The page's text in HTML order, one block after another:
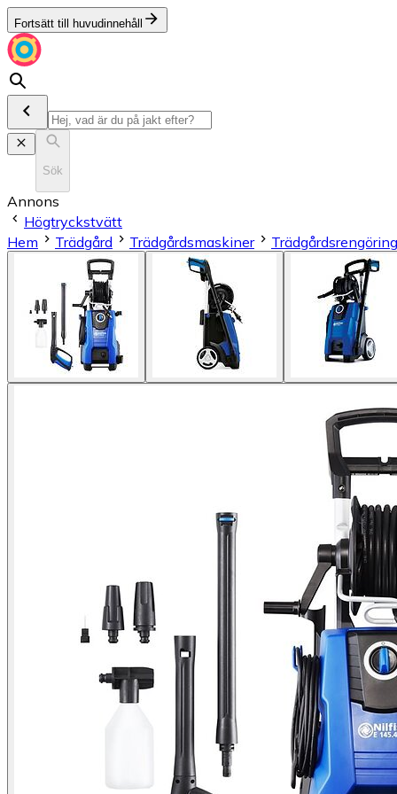
Fortsätt till huvudinnehåll
Sök
Annons
Högtryckstvätt
Hem
Trädgård Trädgårdsmaskiner